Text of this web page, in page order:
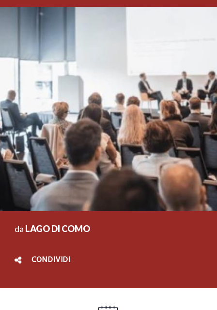
da LAGO DI COMO
CONDIVIDI